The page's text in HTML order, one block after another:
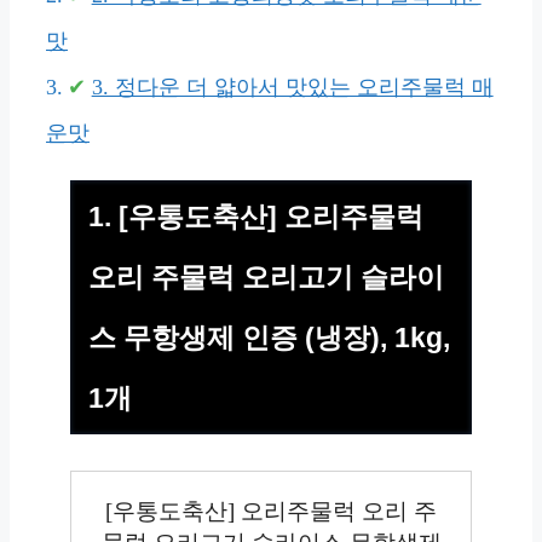
맛
3. 정다운 더 얇아서 맛있는 오리주물럭 매
운맛
1. [우통도축산] 오리주물럭
오리 주물럭 오리고기 슬라이
스 무항생제 인증 (냉장), 1kg,
1개
[우통도축산] 오리주물럭 오리 주